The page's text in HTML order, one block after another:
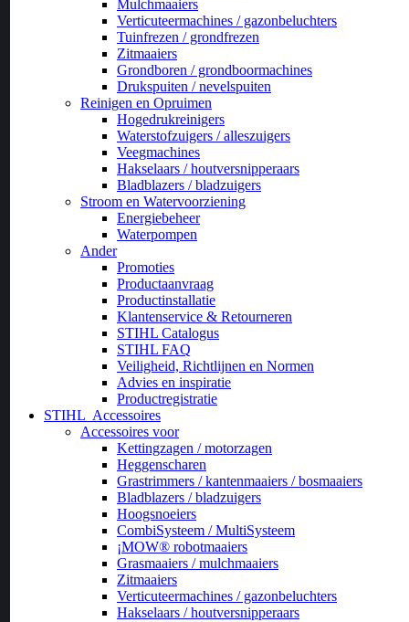
Mulchmaaiers
Verticuteermachines / gazonbeluchters
Tuinfrezen / grondfrezen
Zitmaaiers
Grondboren / grondboormachines
Drukspuiten / nevelspuiten
Reinigen en Opruimen
Hogedrukreinigers
Waterstofzuigers / alleszuigers
Veegmachines
Hakselaars / houtversnipperaars
Bladblazers / bladzuigers
Stroom en Watervoorziening
Energiebeheer
Waterpompen
Ander
Promoties
Productaanvraag
Productinstallatie
Klantenservice & Retourneren
STIHL Catalogus
STIHL FAQ
Veiligheid, Richtlijnen en Normen
Advies en inspiratie
Productregistratie
STIHL Accessoires
Accessoires voor
Kettingzagen / motorzagen
Heggenscharen
Grastrimmers / kantenmaaiers / bosmaaiers
Bladblazers / bladzuigers
Hoogsnoeiers
CombiSysteem / MultiSysteem
¡MOW® robotmaaiers
Grasmaaiers / mulchmaaiers
Zitmaaiers
Verticuteermachines / gazonbeluchters
Hakselaars / houtversnipperaars